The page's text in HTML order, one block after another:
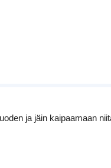
ja jäin kaipaamaan